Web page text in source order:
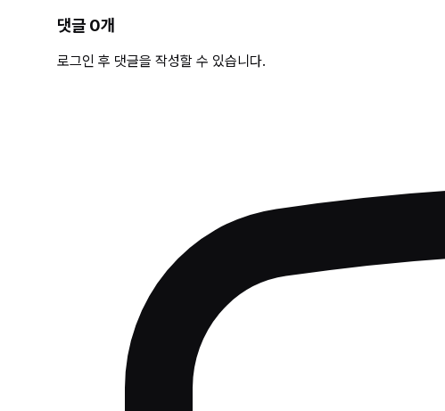
댓글 0개
로그인 후 댓글을 작성할 수 있습니다.